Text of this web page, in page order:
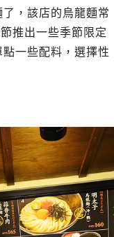
，該店的烏龍麵常
推出一些季節限定
一些配料，選擇性